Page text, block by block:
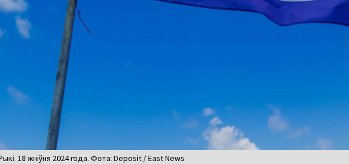
18 жніўня 2024 года. Фота: Deposit / East News